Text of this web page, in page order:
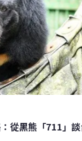
從黑熊「711」